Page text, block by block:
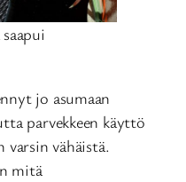
jo asumaan
parvekkeen käyttö
varsin vähäistä.
mitä